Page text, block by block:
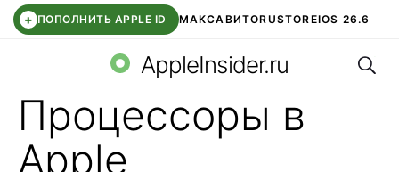
+ ПОПОЛНИТЬ APPLE ID МАКСАВИТОRUSTOREIOS 26.6
СБЕР КИДС ВТБ ОНЛАЙН ЧАТ В ROBLOX
AppleInsider.ru
Процессоры в
Apple